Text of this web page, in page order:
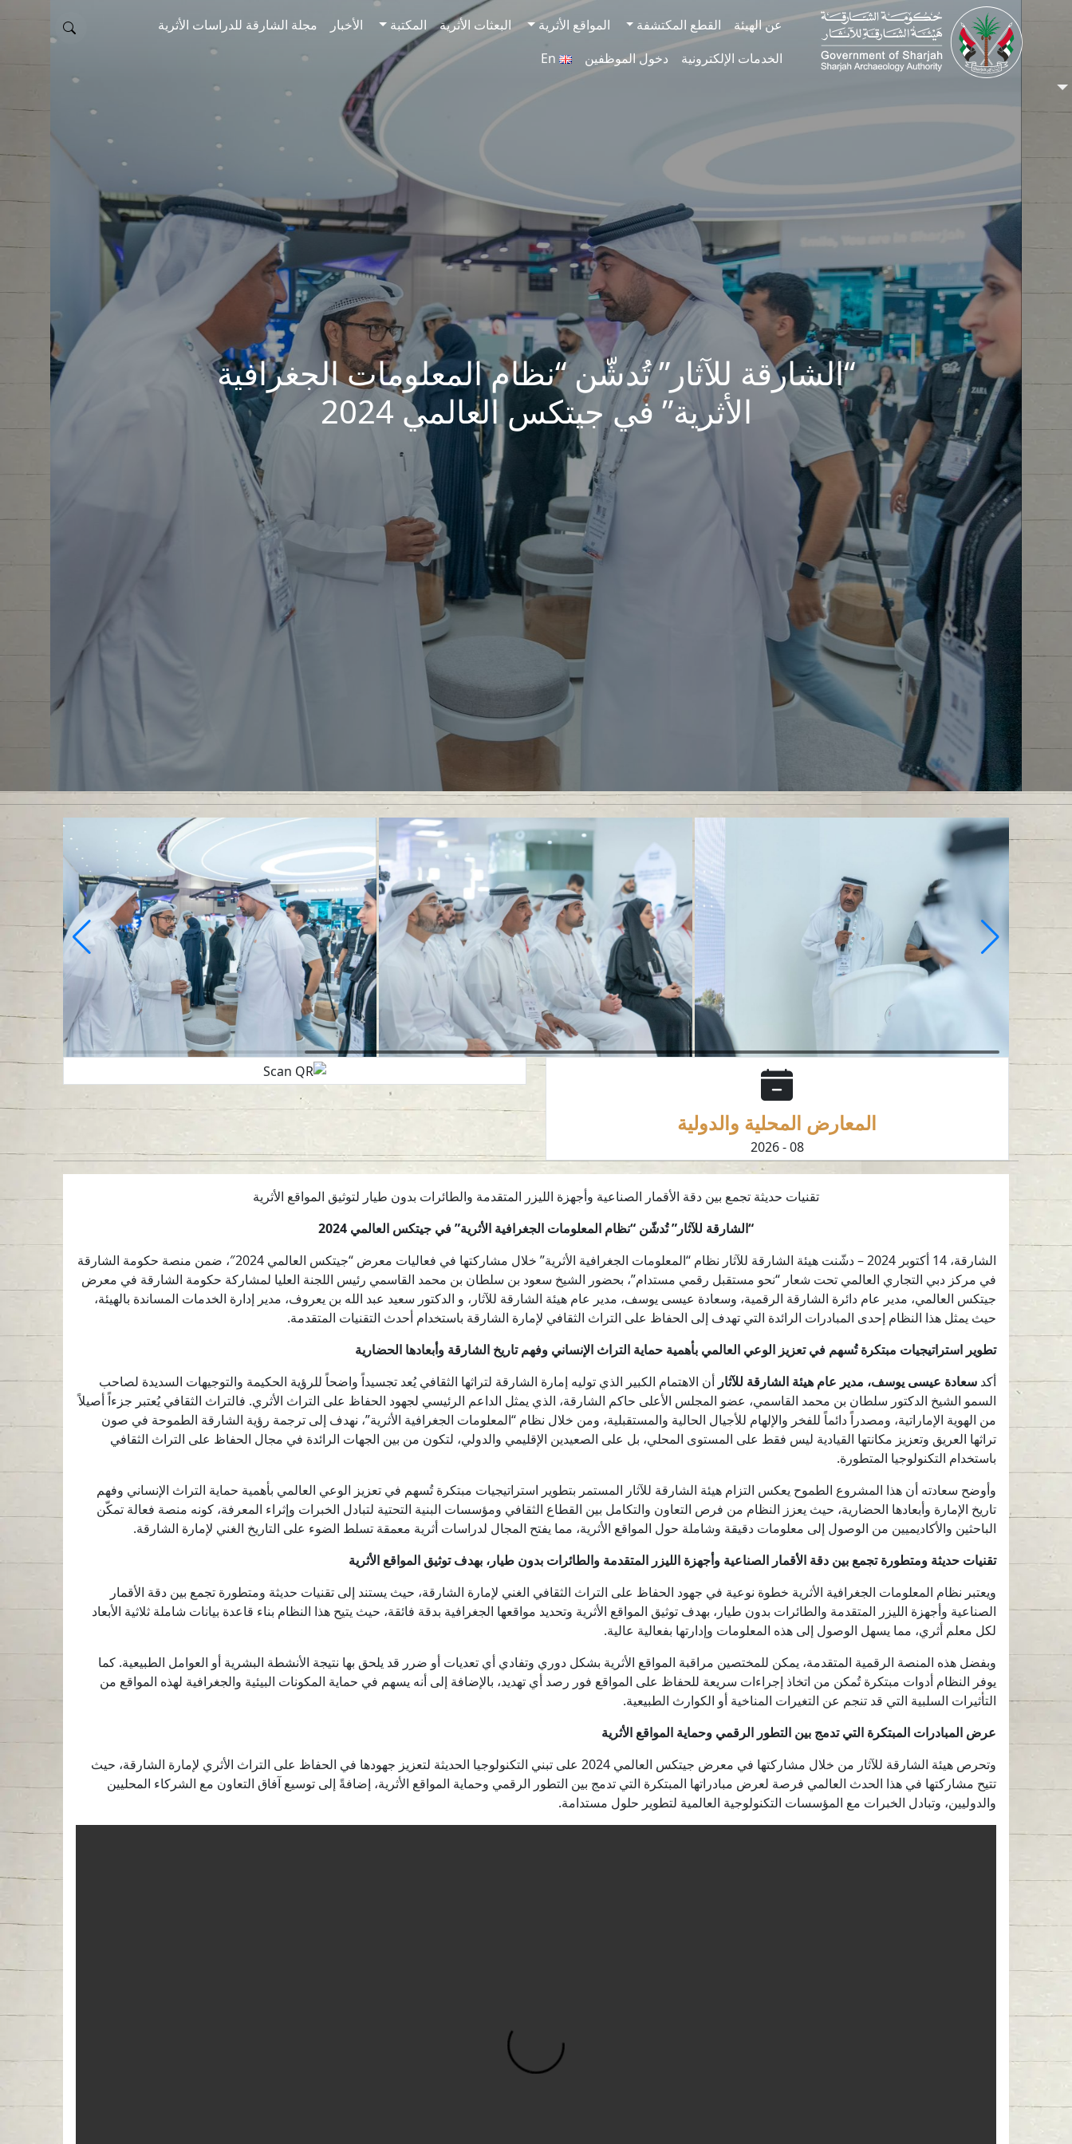
Skip to main content
عن الهيئة
القطع المكتشفة المواقع الأثرية البعثات الأثرية المكتبة الأخبار
مجلة الشارقة للدراسات الأثرية
الخدمات الإلكترونية
دخول الموظفين En
“الشارقة للآثار” تُدشّن “نظام المعلومات الجغرافية
الأثرية” في جيتكس العالمي 2024
المعارض المحلية والدولية
08 - 2026
تقنيات حديثة تجمع بين دقة الأقمار الصناعية وأجهزة الليزر المتقدمة والطائرات بدون طيار لتوثيق المواقع الأثرية
“الشارقة للآثار” تُدشّن “نظام المعلومات الجغرافية الأثرية” في جيتكس العالمي 2024
الشارقة، 14 أكتوبر 2024 – دشّنت هيئة الشارقة للآثار نظام “المعلومات الجغرافية الأثرية” خلال مشاركتها في فعاليات معرض “جيتكس العالمي 2024″، ضمن منصة حكومة الشارقة
في مركز دبي التجاري العالمي تحت شعار “نحو مستقبل رقمي مستدام”، بحضور الشيخ سعود بن سلطان بن محمد القاسمي رئيس اللجنة العليا لمشاركة حكومة الشارقة في معرض
جيتكس العالمي، مدير عام دائرة الشارقة الرقمية، وسعادة عيسى يوسف، مدير عام هيئة الشارقة للآثار، و الدكتور سعيد عبد الله بن يعروف، مدير إدارة الخدمات المساندة بالهيئة،
حيث يمثل هذا النظام إحدى المبادرات الرائدة التي تهدف إلى الحفاظ على التراث الثقافي لإمارة الشارقة باستخدام أحدث التقنيات المتقدمة.
تطوير استراتيجيات مبتكرة تُسهم في تعزيز الوعي العالمي بأهمية حماية التراث الإنساني وفهم تاريخ الشارقة وأبعادها الحضارية
أكدسعادة عيسى يوسف، مدير عام هيئة الشارقة للآثارأن الاهتمام الكبير الذي توليه إمارة الشارقة لتراثها الثقافي يُعد تجسيداً واضحاً للرؤية الحكيمة والتوجيهات السديدة لصاحب
السمو الشيخ الدكتور سلطان بن محمد القاسمي، عضو المجلس الأعلى حاكم الشارقة، الذي يمثل الداعم الرئيسي لجهود الحفاظ على التراث الأثري. فالتراث الثقافي يُعتبر جزءاً أصيلاً
من الهوية الإماراتية، ومصدراً دائماً للفخر والإلهام للأجيال الحالية والمستقبلية، ومن خلال نظام “المعلومات الجغرافية الأثرية”، نهدف إلى ترجمة رؤية الشارقة الطموحة في صون
تراثها العريق وتعزيز مكانتها القيادية ليس فقط على المستوى المحلي، بل على الصعيدين الإقليمي والدولي، لتكون من بين الجهات الرائدة في مجال الحفاظ على التراث الثقافي
باستخدام التكنولوجيا المتطورة.
وأوضح سعادته أن هذا المشروع الطموح يعكس التزام هيئة الشارقة للآثار المستمر بتطوير استراتيجيات مبتكرة تُسهم في تعزيز الوعي العالمي بأهمية حماية التراث الإنساني وفهم
تاريخ الإمارة وأبعادها الحضارية، حيث يعزز النظام من فرص التعاون والتكامل بين القطاع الثقافي ومؤسسات البنية التحتية لتبادل الخبرات وإثراء المعرفة، كونه منصة فعالة تمكّن
الباحثين والأكاديميين من الوصول إلى معلومات دقيقة وشاملة حول المواقع الأثرية، مما يفتح المجال لدراسات أثرية معمقة تسلط الضوء على التاريخ الغني لإمارة الشارقة.
تقنيات حديثة ومتطورة تجمع بين دقة الأقمار الصناعية وأجهزة الليزر المتقدمة والطائرات بدون طيار، بهدف توثيق المواقع الأثرية
ويعتبر نظام المعلومات الجغرافية الأثرية خطوة نوعية في جهود الحفاظ على التراث الثقافي الغني لإمارة الشارقة، حيث يستند إلى تقنيات حديثة ومتطورة تجمع بين دقة الأقمار
الصناعية وأجهزة الليزر المتقدمة والطائرات بدون طيار، بهدف توثيق المواقع الأثرية وتحديد مواقعها الجغرافية بدقة فائقة، حيث يتيح هذا النظام بناء قاعدة بيانات شاملة ثلاثية الأبعاد
لكل معلم أثري، مما يسهل الوصول إلى هذه المعلومات وإدارتها بفعالية عالية.
وبفضل هذه المنصة الرقمية المتقدمة، يمكن للمختصين مراقبة المواقع الأثرية بشكل دوري وتفادي أي تعديات أو ضرر قد يلحق بها نتيجة الأنشطة البشرية أو العوامل الطبيعية. كما
يوفر النظام أدوات مبتكرة تُمكن من اتخاذ إجراءات سريعة للحفاظ على المواقع فور رصد أي تهديد، بالإضافة إلى أنه يسهم في حماية المكونات البيئية والجغرافية لهذه المواقع من
التأثيرات السلبية التي قد تنجم عن التغيرات المناخية أو الكوارث الطبيعية.
عرض المبادرات المبتكرة التي تدمج بين التطور الرقمي وحماية المواقع الأثرية
وتحرص هيئة الشارقة للآثار من خلال مشاركتها في معرض جيتكس العالمي 2024 على تبني التكنولوجيا الحديثة لتعزيز جهودها في الحفاظ على التراث الأثري لإمارة الشارقة، حيث
تتيح مشاركتها في هذا الحدث العالمي فرصة لعرض مبادراتها المبتكرة التي تدمج بين التطور الرقمي وحماية المواقع الأثرية، إضافةً إلى توسيع آفاق التعاون مع الشركاء المحليين
والدوليين، وتبادل الخبرات مع المؤسسات التكنولوجية العالمية لتطوير حلول مستدامة.